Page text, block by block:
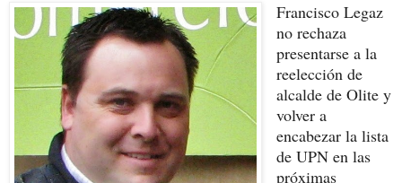
Francisco Legaz
no rechaza
presentarse a la
reelección de
alcalde de Olite y
volver a
encabezar la lista
de UPN en las
próximas